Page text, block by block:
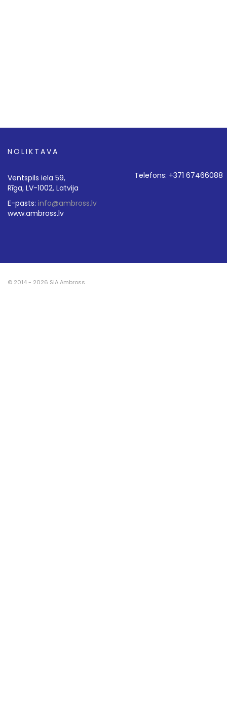
NOLIKTAVA
Ventspils iela 59,
Rīga, LV-1002, Latvija
E-pasts: info@ambross.lv
www.ambross.lv
Telefons: +371 67466088
© 2014 - 2026 SIA Ambross